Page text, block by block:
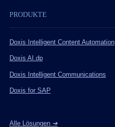
PRODUKTE
Doxis Intelligent Content Automation
Doxis AI.dp
Doxis Intelligent Communications
Doxis for SAP
Alle Lösungen ➔